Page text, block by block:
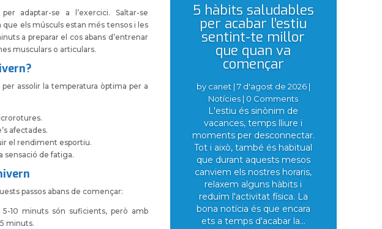
adaptar-se a l’exercici. Saltar-se
els músculs estan més tensos i les
a preparar el cos abans d’entrenar
musculars o articulars.
assolir la temperatura òptima per a
afectades.
el rendiment esportiu.
sensació de fatiga.
passos abans de començar:
10 minuts són suficients, però amb
minuts.
5 hàbits saludables
per acabar l’estiu
sentint-te millor
que quan va
començar
by canet | 7 d'agost de 2026|
Notícies | 0 Comments
L'estiu és sinònim de
vacances, temps lliure i
moments per desconnectar.
Tot i això, també és habitual
que durant aquests mesos
canviem els nostres horaris,
relaxem alguns hàbits i
reduïm l'activitat física. La
bona notícia és que encara
ets a temps d'acabar la...